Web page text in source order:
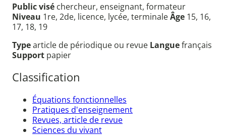
Public visé chercheur, enseignant, formateur
Niveau 1re, 2de, licence, lycée, terminaleÂge 15, 16,
17, 18, 19
Typearticle de périodique ou revue Languefrançais
Support papier
Classification
Équations fonctionnelles
Pratiques d'enseignement
Revues, article de revue
Sciences du vivant